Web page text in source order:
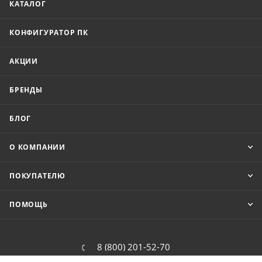
КАТАЛОГ
КОНФИГУРАТОР ПК
АКЦИИ
БРЕНДЫ
БЛОГ
О КОМПАНИИ
ПОКУПАТЕЛЮ
ПОМОЩЬ
8 (800) 201-52-70